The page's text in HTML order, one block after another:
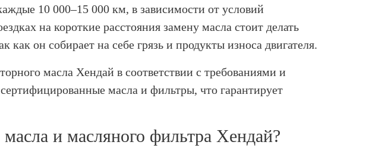
10 000–15 000 км, в зависимости от условий
на короткие расстояния замену масла стоит делать
он собирает на себе грязь и продукты износа двигателя.
масла Хендай в соответствии с требованиями и
масла и фильтры, что гарантирует
и масляного фильтра Хендай?